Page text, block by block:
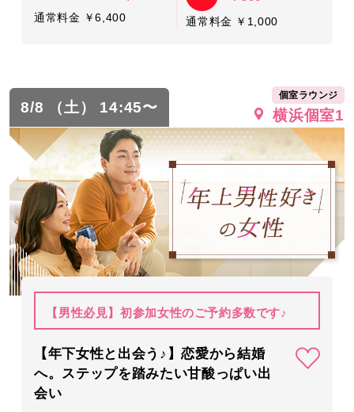
通常料金 ￥6,400 通常料金 ￥1,000
8/8 （土） 14:45〜
個室ラウンジ
横浜個室1
【男性必見】初参加女性のご予約多数です♪
【年下女性と出会う♪】恋愛から結婚
へ。ステップを踏みたい甘酸っぱい出
会い